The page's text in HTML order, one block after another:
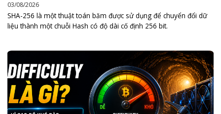
03/08/2026
SHA-256 là một thuật toán băm được sử dụng để chuyển đổi dữ
liệu thành một chuỗi Hash có độ dài cố định 256 bit.